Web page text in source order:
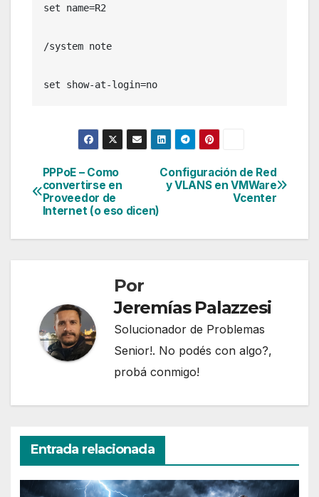
set name=R2
/system note
set show-at-login=no
Navegación
de
entradas
Configuración de Red
y VLANS en VMWare
Vcenter
PPPoE – Como
convertirse en
Proveedor de
Internet (o eso dicen)
Por
Jeremías Palazzesi
Solucionador de Problemas
Senior!. No podés con algo?,
probá conmigo!
Entrada relacionada